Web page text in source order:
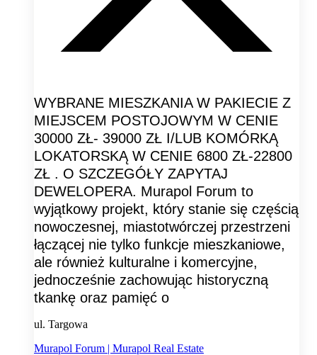
WYBRANE MIESZKANIA W PAKIECIE Z
MIEJSCEM POSTOJOWYM W CENIE
30000 ZŁ- 39000 ZŁ I/LUB KOMÓRKĄ
LOKATORSKĄ W CENIE 6800 ZŁ-22800
ZŁ . O SZCZEGÓŁY ZAPYTAJ
DEWELOPERA. Murapol Forum to
wyjątkowy projekt, który stanie się częścią
nowoczesnej, miastotwórczej przestrzeni
łączącej nie tylko funkcje mieszkaniowe,
ale również kulturalne i komercyjne,
jednocześnie zachowując historyczną
tkankę oraz pamięć o
ul. Targowa
Murapol Forum | Murapol Real Estate